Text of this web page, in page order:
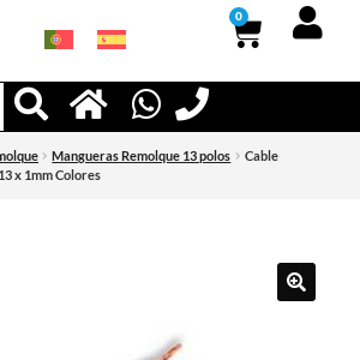
0
Mangueras Remolque 13 polos
Cable
x 1mm Colores